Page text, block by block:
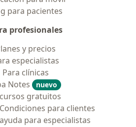
para pacientes
profesionales
y precios
especialistas
Para clínicas
Notes
nuevo
gratuitos
para clientes
para especialistas